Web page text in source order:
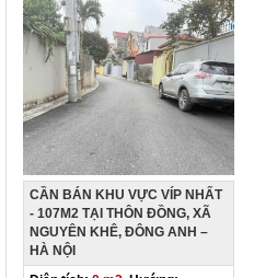
CẦN BÁN KHU VỰC VÍP NHẤT
- 107M2 TẠI THÔN ĐỒNG, XÃ
NGUYÊN KHÊ, ĐÔNG ANH –
HÀ NỘI